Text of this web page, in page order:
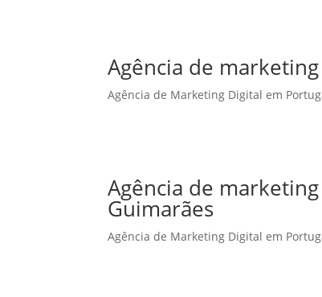
Agência de
Agência de Marketing Digital em
Agência de
Guimarães
Agência de Marketing Digital em